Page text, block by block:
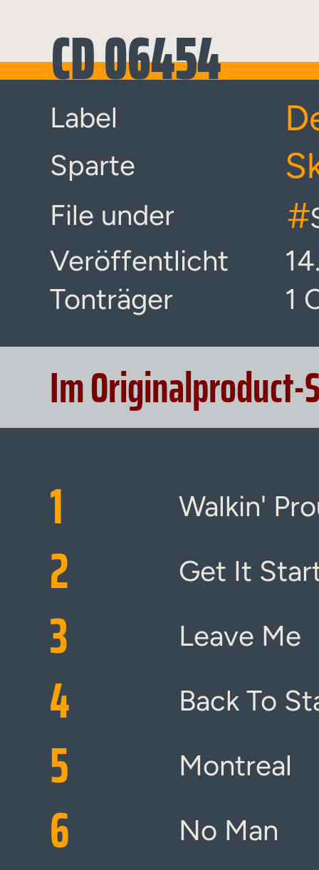
CD 06454
Label
Sparte
File under #
Veröffentlicht
Tonträger
1
Im
1 Walkin'
2 Get It
3 Leave Me
4 Back To
5 Montreal
6 No Man